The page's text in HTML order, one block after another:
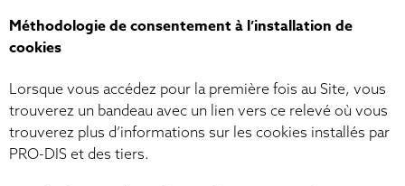
Méthodologie de consentement à l’installation de
cookies
Lorsque vous accédez pour la première fois au Site, vous
trouverez un bandeau avec un lien vers ce relevé où vous
trouverez plus d’informations sur les cookies installés par
PRO-DIS et des tiers.